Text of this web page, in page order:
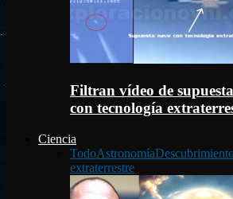
Filtran vídeo de
con tecnología
Ciencia
TodoAstronomía
extraterrestre